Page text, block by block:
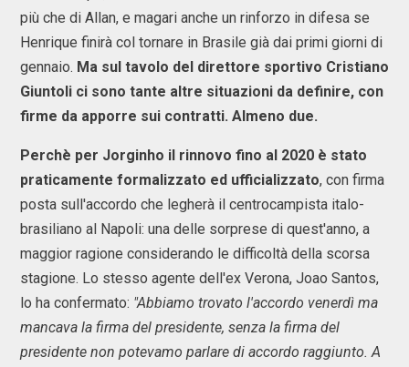
più che di Allan, e magari anche un rinforzo in difesa se
Henrique finirà col tornare in Brasile già dai primi giorni di
gennaio. Ma sul tavolo del direttore sportivo Cristiano
Giuntoli ci sono tante altre situazioni da definire, con
firme da apporre sui contratti. Almeno due.
Perchè per Jorginho il rinnovo fino al 2020 è stato
praticamente formalizzato ed ufficializzato, con firma
posta sull'accordo che legherà il centrocampista italo-
brasiliano al Napoli: una delle sorprese di quest'anno, a
maggior ragione considerando le difficoltà della scorsa
stagione. Lo stesso agente dell'ex Verona, Joao Santos,
lo ha confermato: "Abbiamo trovato l'accordo venerdì ma
mancava la firma del presidente, senza la firma del
presidente non potevamo parlare di accordo raggiunto. A